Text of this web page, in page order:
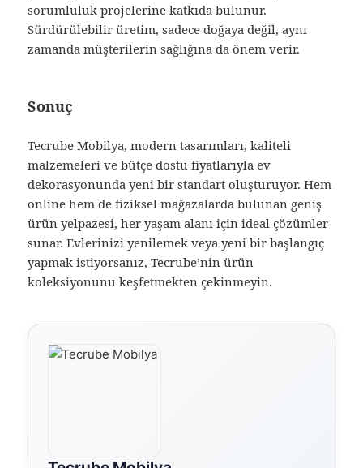
sorumluluk projelerine katkıda bulunur.
Sürdürülebilir üretim, sadece doğaya değil, aynı
zamanda müşterilerin sağlığına da önem verir.
Sonuç
Tecrube Mobilya, modern tasarımları, kaliteli
malzemeleri ve bütçe dostu fiyatlarıyla ev
dekorasyonunda yeni bir standart oluşturuyor. Hem
online hem de fiziksel mağazalarda bulunan geniş
ürün yelpazesi, her yaşam alanı için ideal çözümler
sunar. Evlerinizi yenilemek veya yeni bir başlangıç
yapmak istiyorsanız, Tecrube’nin ürün
koleksiyonunu keşfetmekten çekinmeyin.